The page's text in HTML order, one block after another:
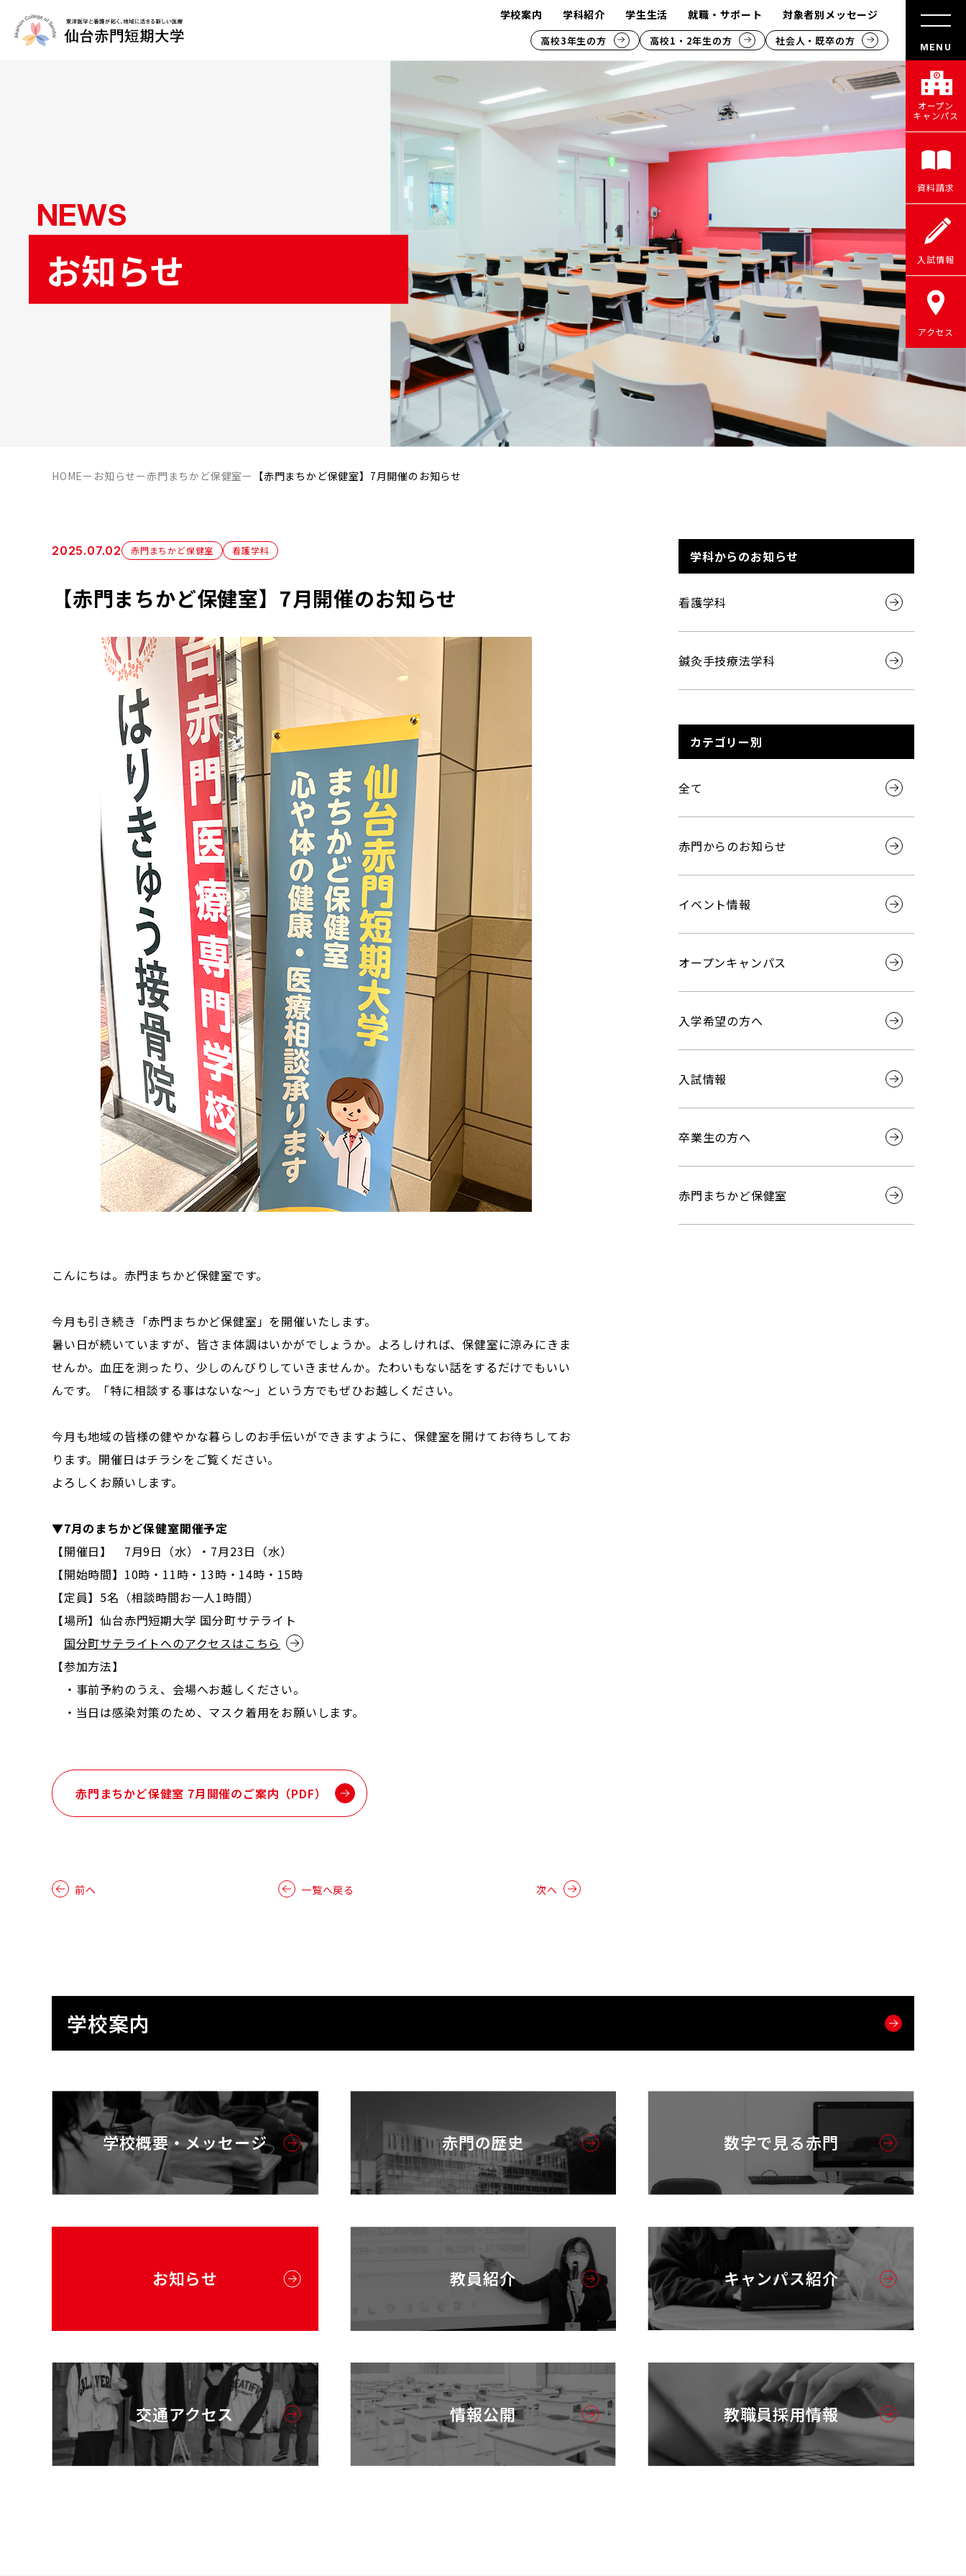
学校案内 学科紹介 学生生活 就職・サポート 対象者別メッセージ
高校3年生の方 高校1・2年生の方 社会人・既卒の方
オープン
キャンパス
資料請求
入試情報
アクセス
NEWS
お知らせ
HOMEー お知らせー赤門まちかど保健室ー 【赤門まちかど保健室】7月開催のお知らせ
2025.07.02 赤門まちかど保健室 看護学科
【赤門まちかど保健室】7月開催のお知らせ
こんにちは。赤門まちかど保健室です。
今月も引き続き「赤門まちかど保健室」を開催いたします。
暑い日が続いていますが、皆さま体調はいかがでしょうか。よろしければ、保健室に涼みにきま
せんか。血圧を測ったり、少しのんびりしていきませんか。たわいもない話をするだけでもいい
んです。「特に相談する事はないな～」という方でもぜひお越しください。
今月も地域の皆様の健やかな暮らしのお手伝いができますように、保健室を開けてお待ちしてお
ります。開催日はチラシをご覧ください。
よろしくお願いします。
▼7月のまちかど保健室開催予定
【開催日】 7月9日（水）・7月23日（水）
【開始時間】10時・11時・13時・14時・15時
【定員】5名（相談時間お一人1時間）
【場所】仙台赤門短期大学 国分町サテライト
国分町サテライトへのアクセスはこちら
【参加方法】
・事前予約のうえ、会場へお越しください。
・当日は感染対策のため、マスク着用をお願いします。
赤門まちかど保健室 7月開催のご案内（PDF）
前へ 一覧へ戻る 次へ
学科からのお知らせ
看護学科
鍼灸手技療法学科
カテゴリー別
全て
赤門からのお知らせ
イベント情報
オープンキャンパス
入学希望の方へ
入試情報
卒業生の方へ
赤門まちかど保健室
学校案内
学校概要・メッセージ 赤門の歴史 数字で見る赤門
お知らせ 教員紹介 キャンパス紹介
交通アクセス 情報公開 教職員採用情報